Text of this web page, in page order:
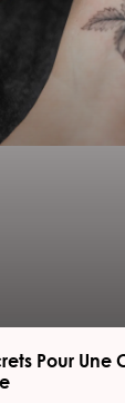
Pour Une